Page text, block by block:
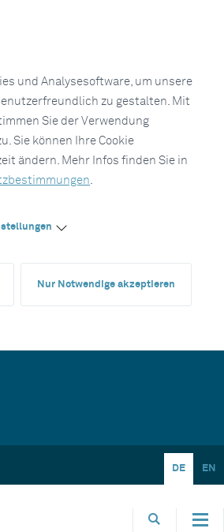
und Analysesoftware, um unsere
zu gestalten. Mit
Sie der Verwendung
Sie können Ihre Cookie
ändern. Mehr Infos finden Sie in
.
Nur Notwendige akzeptieren
DE EN